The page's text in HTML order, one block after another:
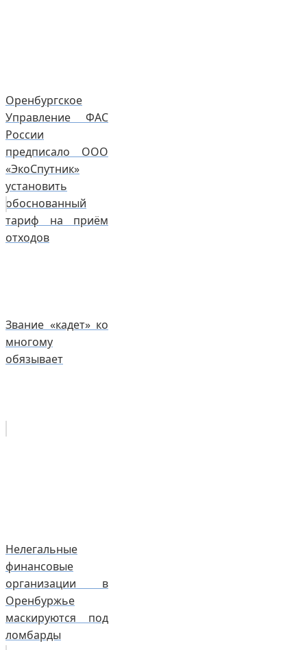
Оренбургское
Управление ФАС
России
предписало ООО
«ЭкоСпутник»
установить
обоснованный
тариф на приём
отходов
Звание «кадет» ко
многому
обязывает
Нелегальные
финансовые
организации в
Оренбуржье
маскируются под
ломбарды